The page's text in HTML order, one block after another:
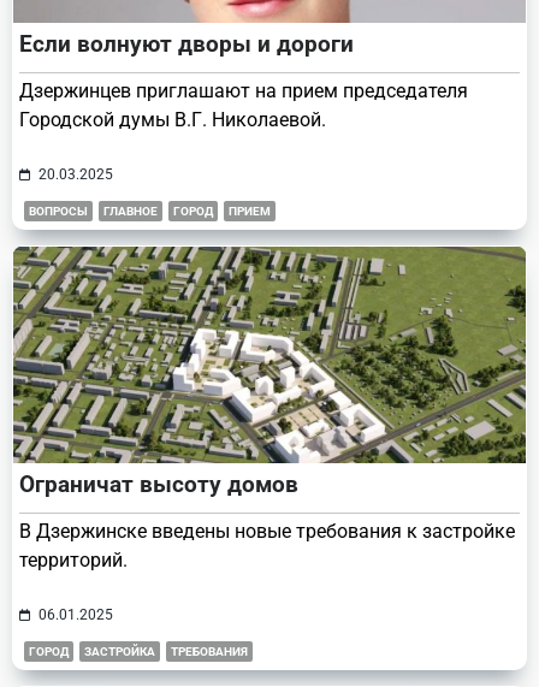
Если волнуют дворы и дороги
Дзержинцев приглашают на прием председателя
Городской думы В.Г. Николаевой.
20.03.2025
ВОПРОСЫ ГЛАВНОЕ ГОРОД ПРИЕМ
Ограничат высоту домов
В Дзержинске введены новые требования к застройке
территорий.
06.01.2025
ГОРОД ЗАСТРОЙКА ТРЕБОВАНИЯ